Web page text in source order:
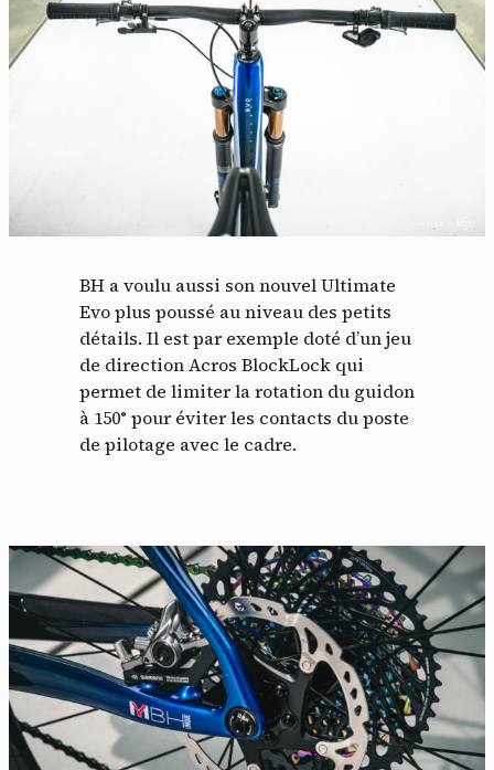
BH a voulu aussi son nouvel Ultimate
Evo plus poussé au niveau des petits
détails. Il est par exemple doté d’un jeu
de direction Acros BlockLock qui
permet de limiter la rotation du guidon
à 150° pour éviter les contacts du poste
de pilotage avec le cadre.
Panneau de gestion des
cookies
Politique de confidentialité
Tout refuser
Vidéos